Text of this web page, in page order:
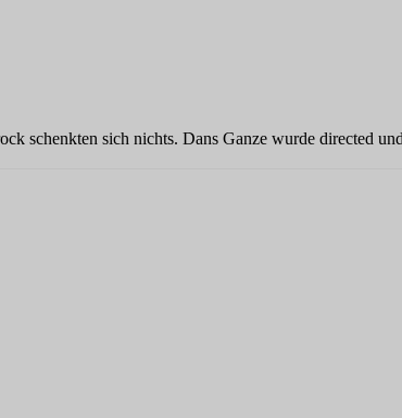
schenkten sich nichts. Dans Ganze wurde directed